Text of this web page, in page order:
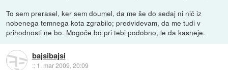
To sem prerasel, ker sem doumel, da me še do sedaj ni nič iz
nobenega temnega kota zgrabilo; predvidevam, da me tudi v
prihodnosti ne bo. Mogoče bo pri tebi podobno, le da kasneje.
bajsibajsi
:: 1. mar 2009, 20:09